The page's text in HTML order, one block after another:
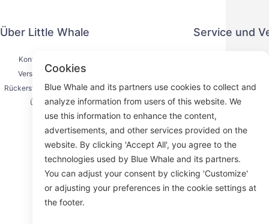
Über Little Whale
Kontaktiere uns
Versandprozess
Rückerstattungsprozess
Über uns
Service und
ROOM
Cookies
Blue Whale and its partners use cookies to collect and
analyze information from users of this website. We
use this information to enhance the content,
advertisements, and other services provided on the
website. By clicking 'Accept All', you agree to the
technologies used by Blue Whale and its partners.
You can adjust your consent by clicking 'Customize'
or adjusting your preferences in the cookie settings at
the footer.